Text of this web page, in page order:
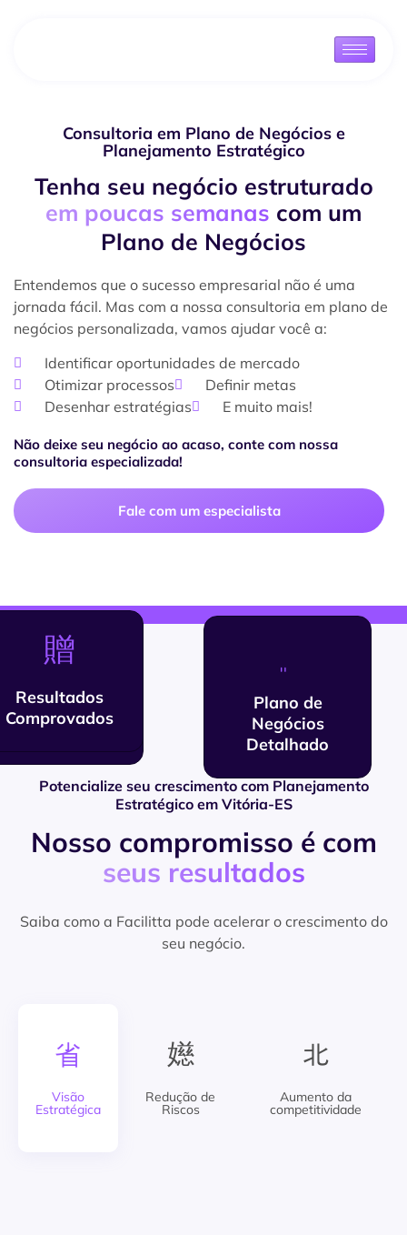
Consultoria em Plano de Negócios e
Planejamento Estratégico
Tenha seu negócio estruturado
em poucas semanas com um
Plano de Negócios
Entendemos que o sucesso empresarial não é uma
jornada fácil. Mas com a nossa consultoria em plano de
negócios personalizada, vamos ajudar você a:
Identificar oportunidades de mercado
Otimizar processos
Definir metas
Desenhar estratégias
E muito mais!
Não deixe seu negócio ao acaso, conte com nossa
consultoria especializada!
Fale com um especialista
Plano de
Negócios
Detalhado
Foco Total nos
Resultados
Resultados
Comprovados
Potencialize seu crescimento com Planejamento
Estratégico em Vitória-ES
Nosso compromisso é com
seus resultados
Saiba como a Facilitta pode acelerar o crescimento do
seu negócio.
Visão
Estratégica
Redução de
Riscos
Aumento da
competitividade